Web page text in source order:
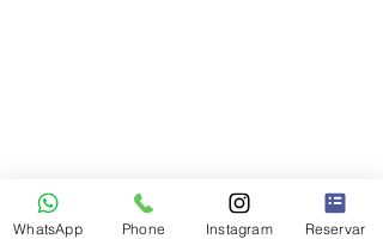
WhatsApp Phone Instagram Reservar